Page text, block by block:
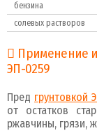
бензина
солевых растворов
Применение
ЭП-0259
Пред грунтовкой
от остатков
ржавчины, грязи,